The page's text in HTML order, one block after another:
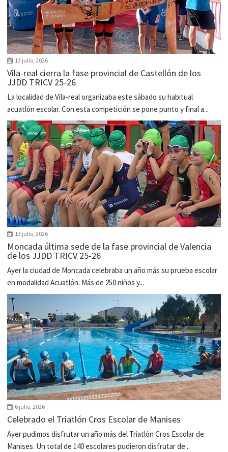
13 julio, 2026
Vila-real cierra la fase provincial de Castellón de los
JJDD TRICV 25-26
La localidad de Vila-real organizaba este sábado su habitual
acuatlón escolar. Con esta competición se pone punto y final a...
13 julio, 2026
Moncada última sede de la fase provincial de Valencia
de los JJDD TRICV 25-26
Ayer la ciudad de Moncada celebraba un año más su prueba escolar
en modalidad Acuatlón. Más de 250 niños y...
6 julio, 2026
Celebrado el Triatlón Cros Escolar de Manises
Ayer pudimos disfrutar un año más del Triatlón Cros Escolar de
Manises. Un total de 140 escolares pudieron disfrutar de...